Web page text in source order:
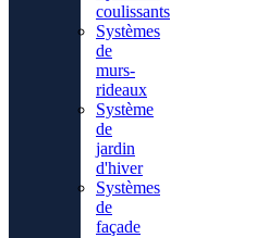
coulissants
Systèmes
de
murs-
rideaux
Système
de
jardin
d'hiver
Systèmes
de
façade